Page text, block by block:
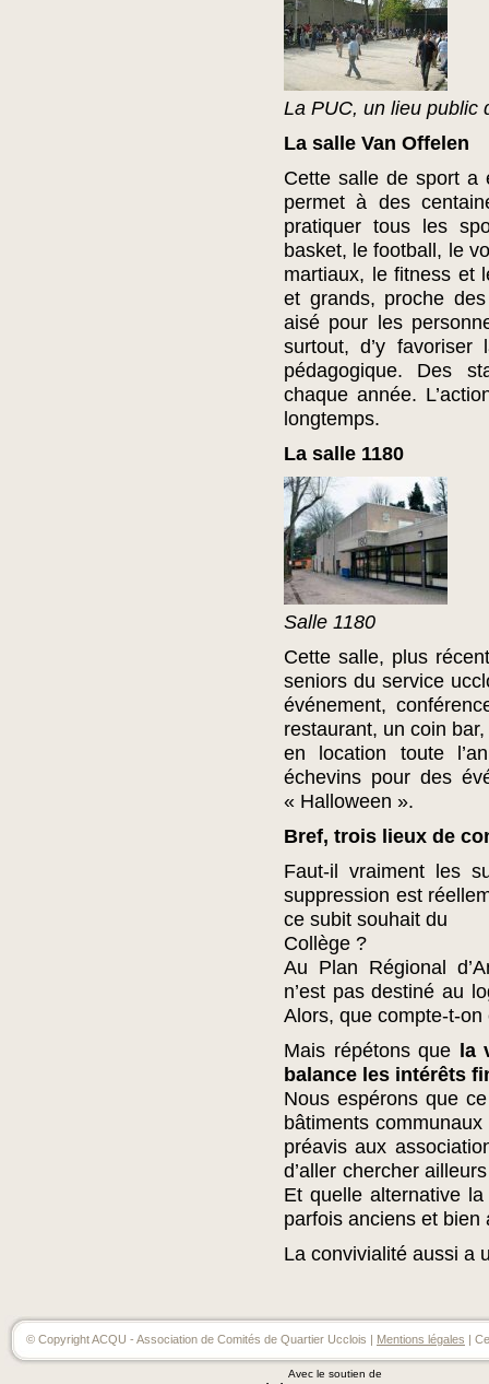
La PUC, un lieu public
La salle Van Offelen
Cette salle de sport a
permet à des
pratiquer tous les
basket, le football, le
martiaux, le fitness et
et grands, proche
aisé pour les
surtout, d’y
pédagogique. Des
chaque année.
longtemps.
La salle 1180
Salle 1180
Cette salle, plus
seniors du service
événement,
restaurant, un coin
en location toute
échevins pour des
« Halloween ».
Bref, trois lieux de
Faut-il vraiment les
suppression est
ce subit souhait du
Collège ?
Au Plan Régional
n’est pas destiné au
Alors, que compte-t-on
Mais répétons que
la
balance les intérêts
Nous espérons que
bâtiments
préavis aux
d’aller chercher
Et quelle alternative
parfois anciens et bien
La convivialité aussi a
© Copyright ACQU - Association de Comités de Quartier Ucclois | Mentions légales |
Avec le soutien de